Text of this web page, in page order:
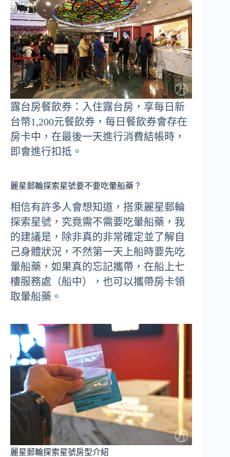
露台房餐飲券：入住露台房，享每日新
台幣1,200元餐飲券，每日餐飲券會存在
房卡中，在最後一天進行消費結帳時，
即會進行扣抵。
麗星郵輪探索星號要不要吃暈船藥？
相信有許多人會想知道，搭乘麗星郵輪
探索星號，究竟需不需要吃暈船藥，我
的建議是，除非真的非常確定並了解自
己身體狀況，不然第一天上船時要先吃
暈船藥，如果真的忘記攜帶，在船上七
樓服務處（船中），也可以攜帶房卡領
取暈船藥。
麗星郵輪探索星號房型介紹